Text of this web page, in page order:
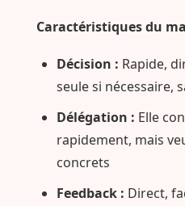
Caractéristiques du
Décision : Rapide,
seule si nécessaire,
Délégation : Elle
rapidement, mais
concrets
Feedback : Direct,